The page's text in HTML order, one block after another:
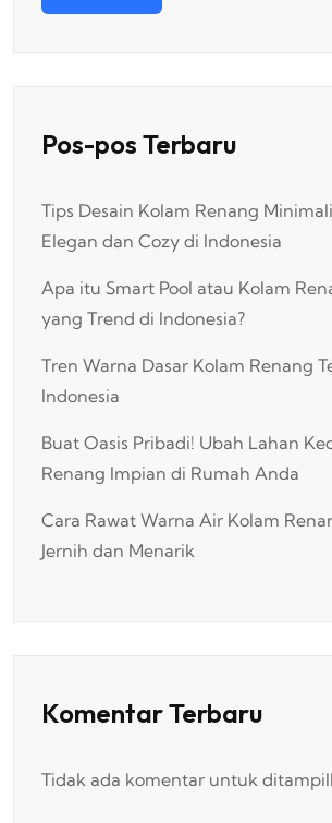
Pos-pos Terbaru
Tips Desain Kolam Renang
Elegan dan Cozy di Indonesia
Apa itu Smart Pool atau Kolam
yang Trend di Indonesia?
Tren Warna Dasar Kolam Renang
Indonesia
Buat Oasis Pribadi! Ubah Lahan
Renang Impian di Rumah Anda
Cara Rawat Warna Air Kolam
Jernih dan Menarik
Komentar Terbaru
Tidak ada komentar untuk